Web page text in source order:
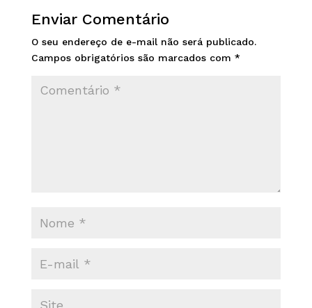
Enviar Comentário
O seu endereço de e-mail não será publicado.
Campos obrigatórios são marcados com *